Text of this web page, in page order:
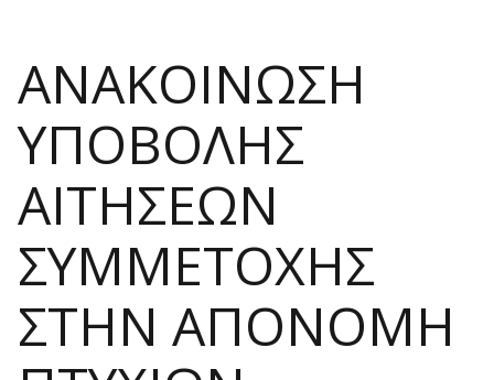
ΑΝΑΚΟΙΝΩΣΗ
ΥΠΟΒΟΛΗΣ
ΑΙΤΗΣΕΩΝ
ΣΥΜΜΕΤΟΧΗΣ
ΣΤΗΝ ΑΠΟΝΟΜΗ